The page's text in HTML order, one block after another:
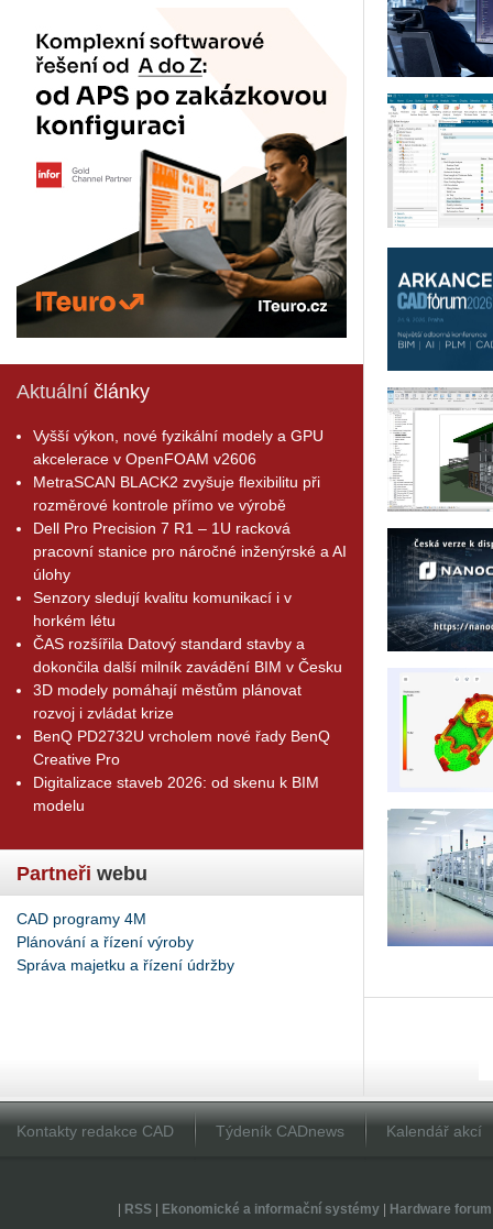
Aktuální články
Vyšší výkon, nové fyzikální modely a GPU
akcelerace v OpenFOAM v2606
MetraSCAN BLACK2 zvyšuje flexibilitu při
rozměrové kontrole přímo ve výrobě
Dell Pro Precision 7 R1 – 1U racková
pracovní stanice pro náročné inženýrské a AI
úlohy
Senzory sledují kvalitu komunikací i v
horkém létu
ČAS rozšířila Datový standard stavby a
dokončila další milník zavádění BIM v Česku
3D modely pomáhají městům plánovat
rozvoj i zvládat krize
BenQ PD2732U vrcholem nové řady BenQ
Creative Pro
Digitalizace staveb 2026: od skenu k BIM
modelu
Partneři webu
CAD programy 4M
Plánování a řízení výroby
Správa majetku a řízení údržby
Kontakty redakce CAD Týdeník CADnews Kalendář akcí
RSS| Ekonomické a informační systémy| Hardware forum